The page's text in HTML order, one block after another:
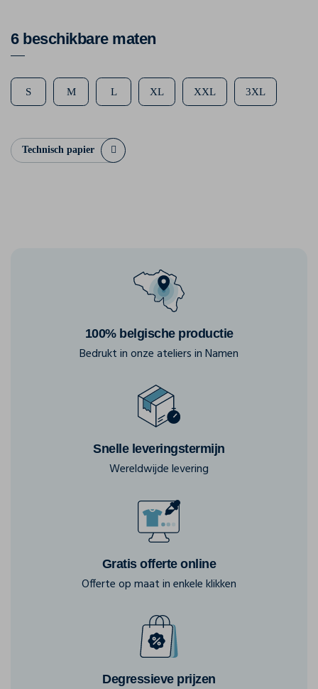
6 beschikbare maten
S M L XL XXL 3XL
Technisch papier
100% belgische productie
Bedrukt in onze ateliers in Namen
Snelle leveringstermijn
Wereldwijde levering
Gratis offerte online
Offerte op maat in enkele klikken
Degressieve prijzen